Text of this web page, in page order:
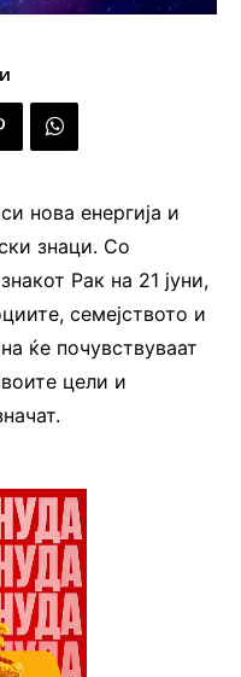
нова енергија и
знаци. Со
Рак на 21 јуни,
семејството и
ќе почувствуваат
цели и